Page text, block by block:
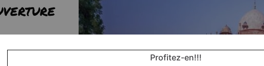
Profitez-en!!!